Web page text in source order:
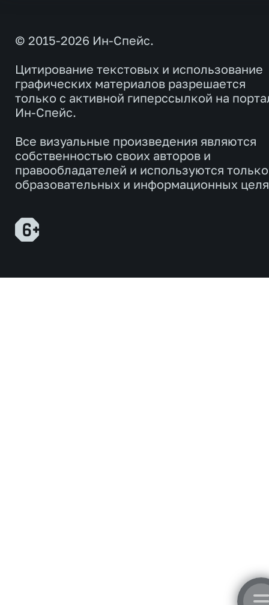
© 2015-2026 Ин-Спейс.
Цитирование текстовых и использование
графических материалов разрешается
только с активной гиперссылкой на
Ин-Спейс.
Все визуальные произведения являются
собственностью своих авторов и
правообладателей и используются
образовательных и информационных